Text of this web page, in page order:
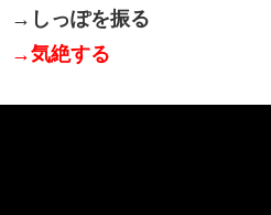
→しっぽを振る
→気絶する